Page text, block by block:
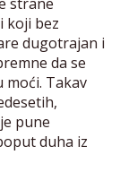
koji bez
dugotrajan i
da se
moći. Takav
pune
duha iz